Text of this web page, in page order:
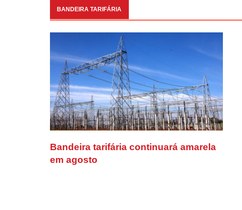
BANDEIRA TARIFÁRIA
Bandeira tarifária continuará amarela
em agosto